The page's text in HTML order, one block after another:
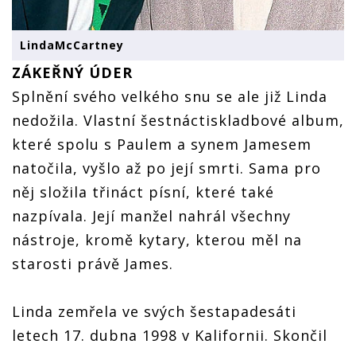
LindaMcCartney
ZÁKEŘNÝ ÚDER
Splnění svého velkého snu se ale již Linda
nedožila. Vlastní šestnáctiskladbové album,
které spolu s Paulem a synem Jamesem
natočila, vyšlo až po její smrti. Sama pro
něj složila třináct písní, které také
nazpívala. Její manžel nahrál všechny
nástroje, kromě kytary, kterou měl na
starosti právě James.
Linda zemřela ve svých šestapadesáti
letech 17. dubna 1998 v Kalifornii. Skončil